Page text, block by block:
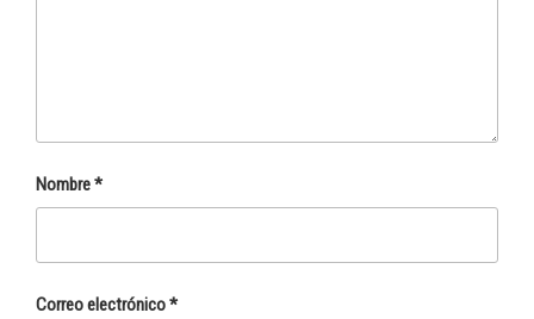
Nombre*
Correo electrónico*